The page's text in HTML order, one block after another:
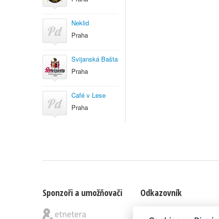
Neklid
Praha
Svijanská Bašta
Praha
Café v Lese
Praha
Sponzoři a umožňovači Odkazovník
Blog| Nápady & připomínky